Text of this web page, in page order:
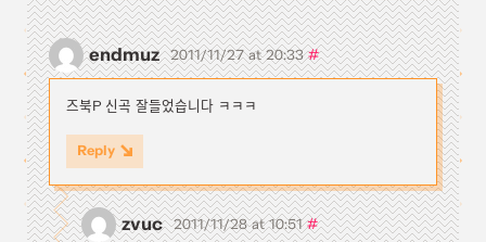
endmuz 2011/11/27 at 20:33#
즈북P 신곡 잘들었습니다 ㅋㅋㅋ
Reply
zvuc 2011/11/28 at 10:51#